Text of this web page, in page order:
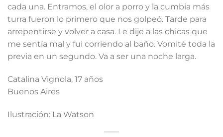
cada una. Entramos, el olor a porro y la cumbia más
turra fueron lo primero que nos golpeó. Tarde para
arrepentirse y volver a casa. Le dije a las chicas que
me sentía mal y fui corriendo al baño. Vomité toda la
previa en un segundo. Va a ser una noche larga.
Catalina Vignola, 17 años
Buenos Aires
Ilustración: La Watson